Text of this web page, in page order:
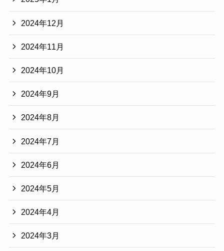
2024年12月
2024年11月
2024年10月
2024年9月
2024年8月
2024年7月
2024年6月
2024年5月
2024年4月
2024年3月